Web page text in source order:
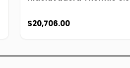
$20,706.00